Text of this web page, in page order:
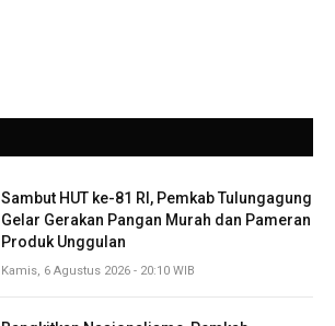
Sambut HUT ke-81 RI, Pemkab Tulungagung
Gelar Gerakan Pangan Murah dan Pameran
Produk Unggulan
Kamis, 6 Agustus 2026 - 20:10 WIB